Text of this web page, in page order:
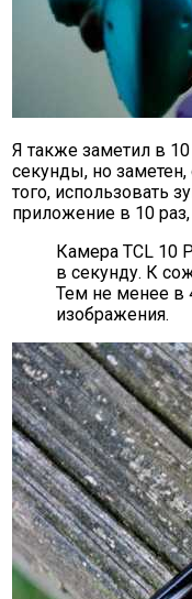
Я также заметил в 10
секунды, но
того, использовать
приложение в 10
Камера TCL 10
в секунду. К
Тем не менее в
изображения.